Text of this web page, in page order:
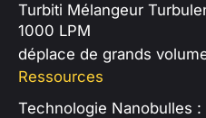
Turbiti Mélangeur
1000 LPM
déplace de grands
Ressources
Technologie Nanobulles :